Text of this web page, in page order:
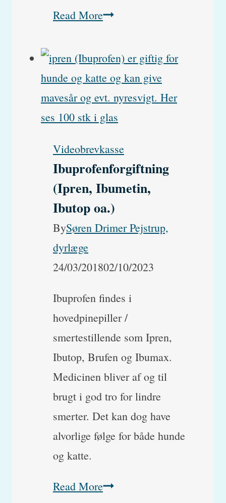
Read MoreRegler
rejse
med
katte
og
til
Norge
fra
Danmark
Videobrevkasse
Ibuprofenforgiftning
(Ipren, Ibumetin,
Ibutop oa.)
BySøren Drimer Pejstrup,
dyrlæge
24/03/201802/10/2023
Ibuprofen findes i
hovedpinepiller /
smertestillende som Ipren,
Ibutop, Brufen og Ibumax.
Medicinen bliver af og til
brugt i god tro for lindre
smerter. Det kan dog have
alvorlige følge for både hunde
og katte.
Read MoreIbuprofenforgiftning